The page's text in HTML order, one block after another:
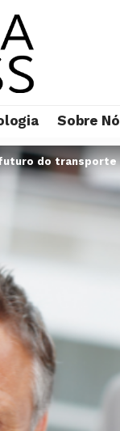
Sobre
do transporte